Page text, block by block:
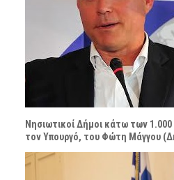
Νησιωτικοί Δήμοι κάτω των
τον Υπουργό, του Φώτη Μάγγου